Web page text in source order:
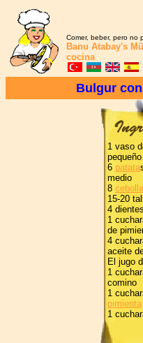
Comer, beber, pero no
Banu Atabay's
cocina
Bulgur
1 vaso
pequeño
6 patata
medio
8 cebolla
15-20
4
1
de
4
aceite
El jugo
1
comino
1
pimienta
1